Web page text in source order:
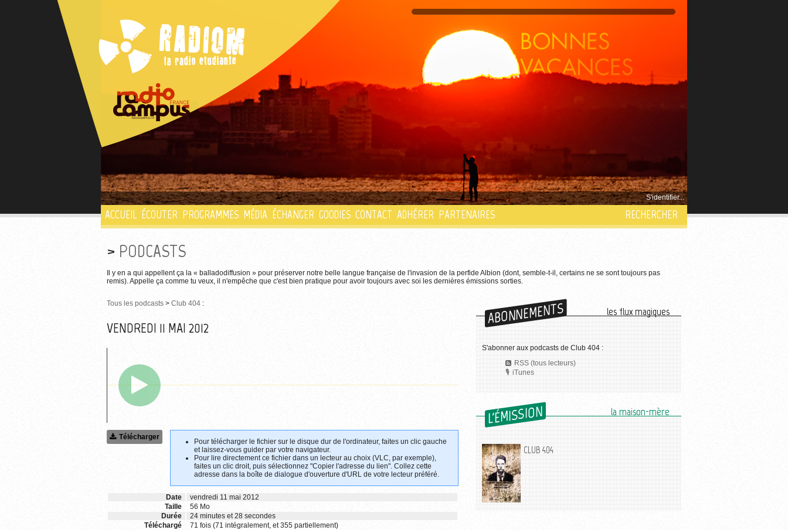
S'identifier...
ACCUEIL ÉCOUTER PROGRAMMES MÉDIA ÉCHANGER GOODIES CONTACT ADHÉRER PARTENAIRES RECHERCHER
PODCASTS
Il y en a qui appellent ça la « balladodiffusion » pour préserver notre belle langue française de l'invasion de la perfide Albion (dont, semble-t-il, certains ne se sont toujours pas
remis). Appelle ça comme tu veux, il n'empêche que c'est bien pratique pour avoir toujours avec soi les dernières émissions sorties.
Tous les podcasts > Club 404 :
VENDREDI 11 MAI 2012
Télécharger
Pour télécharger le fichier sur le disque dur de l'ordinateur, faites un clic gauche
et laissez-vous guider par votre navigateur.
Pour lire directement ce fichier dans un lecteur au choix (VLC, par exemple),
faites un clic droit, puis sélectionnez "Copier l'adresse du lien". Collez cette
adresse dans la boîte de dialogue d'ouverture d'URL de votre lecteur préféré.
Date
vendredi 11 mai 2012
Taille
56 Mo
Durée
24 minutes et 28 secondes
Téléchargé
71 fois (71 intégralement, et 355 partiellement)
ABONNEMENTS les flux magiques
S'abonner aux podcasts de Club 404 :
RSS (tous lecteurs)
iTunes
L'ÉMISSION la maison-mère
CLUB 404